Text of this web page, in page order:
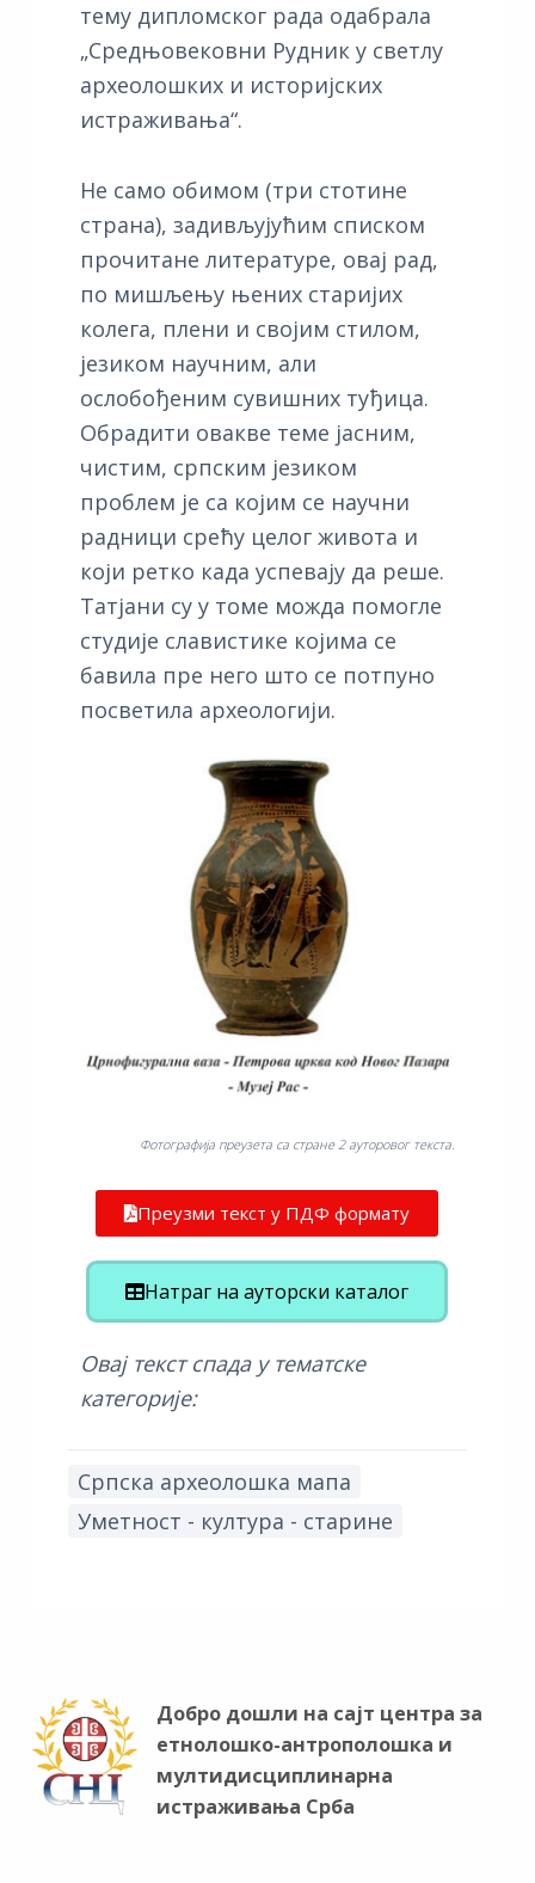
тему дипломског рада одабрала
„Средњовековни Рудник у светлу
археолошких и историјских
истраживања“.
Не само обимом (три стотине
страна), задивљујућим списком
прочитане литературе, овај рад,
по мишљењу њених старијих
колега, плени и својим стилом,
језиком научним, али
ослобођеним сувишних туђица.
Обрадити овакве теме јасним,
чистим, српским језиком
проблем је са којим се научни
радници срећу целог живота и
који ретко када успевају да реше.
Татјани су у томе можда помогле
студије славистике којима се
бавила пре него што се потпуно
посветила археологији.
Фотографија преузета са стране 2 ауторовог текста.
Преузми текст у ПДФ формату
Натраг на ауторски каталог
Овај текст спада у тематске
категорије:
Српска археолошка мапа
Уметност - култура - старине
Добро дошли на сајт центра за
етнолошко-антрополошка и
мултидисциплинарна
истраживања Срба